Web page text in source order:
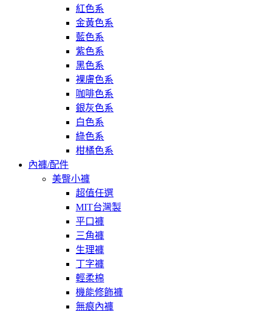
紅色系
金黃色系
藍色系
紫色系
黑色系
裸膚色系
咖啡色系
銀灰色系
白色系
綠色系
柑橘色系
內褲/配件
美臀小褲
超值任選
MIT台灣製
平口褲
三角褲
生理褲
丁字褲
輕柔棉
機能修飾褲
無痕內褲